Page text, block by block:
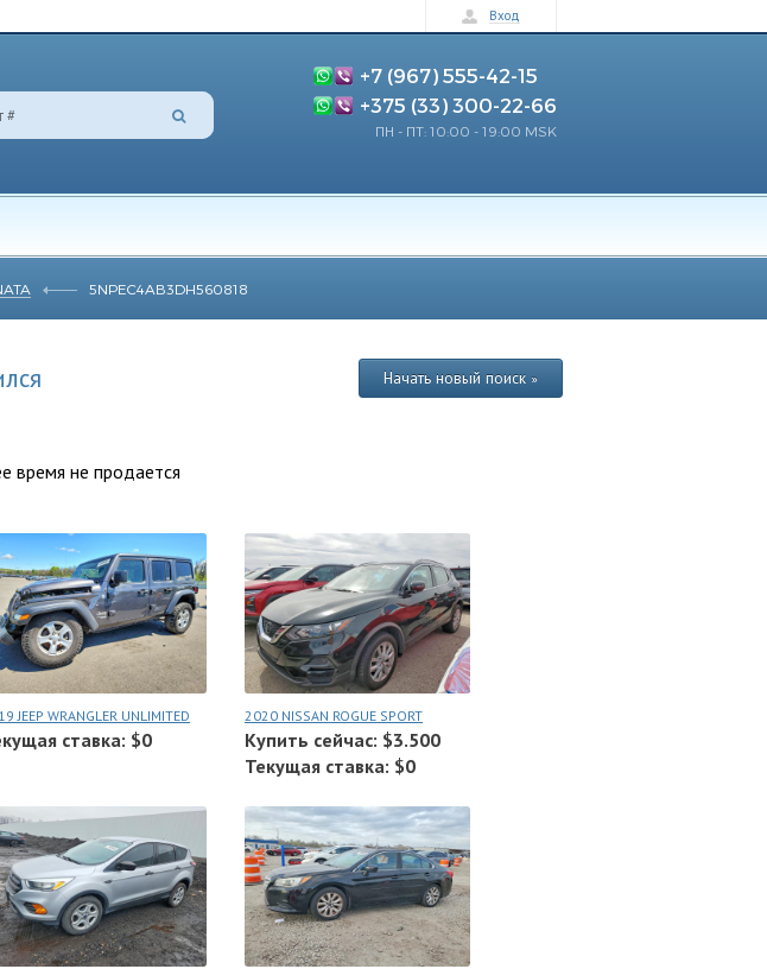
Вход
+7 (967) 555-42-15
+375 (33) 300-22-66
ПН - ПТ: 10:00 - 19:00 MSK
5NPEC4AB3DH560818
Начать новый поиск »
время не продается
JEEP WRANGLER UNLIMITED
ставка: $0
2020 NISSAN ROGUE SPORT
Купить сейчас: $3.500
Текущая ставка: $0